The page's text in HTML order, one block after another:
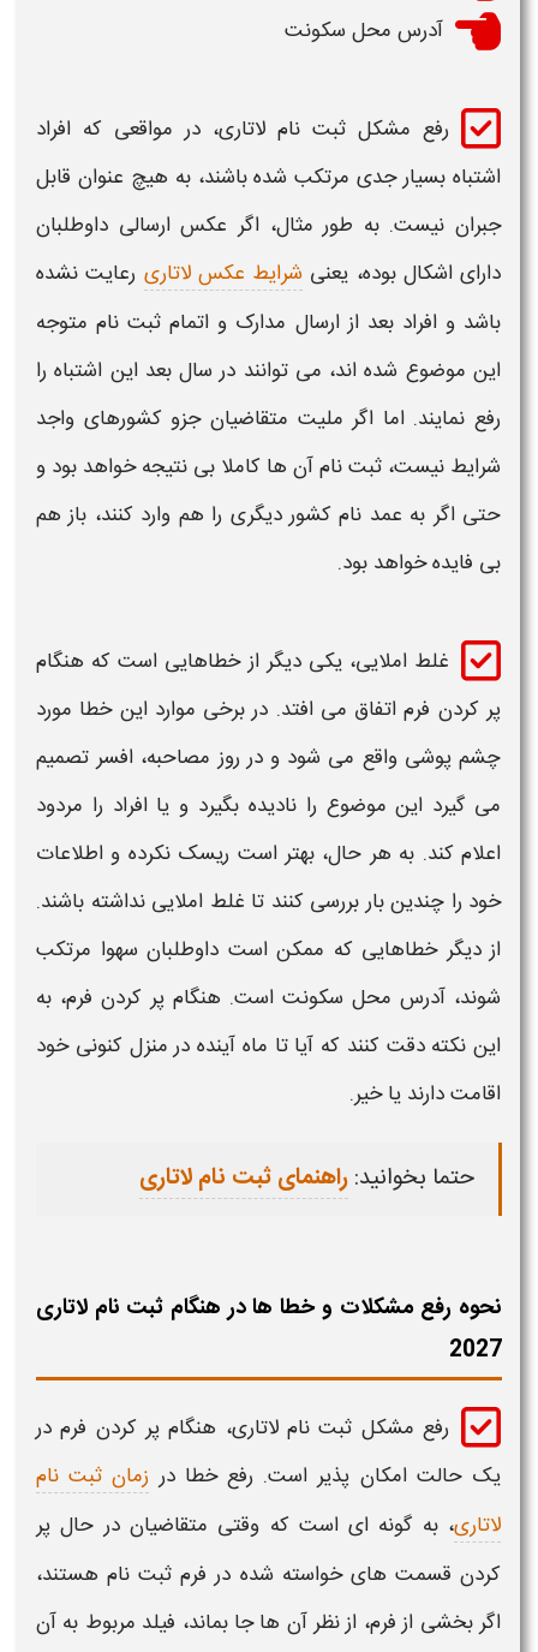
آدرس محل سکونت
رفع مشکل ثبت نام لاتاری، در مواقعی که افراد
اشتباه بسیار جدی مرتکب شده باشند، به هیچ عنوان قابل
جبران نیست. به طور مثال، اگر عکس ارسالی داوطلبان
دارای اشکال بوده، یعنی شرایط عکس لاتاری رعایت نشده
باشد و افراد بعد از ارسال مدارک و اتمام ثبت ناممتوجه
این موضوع شده اند، می توانند در سال بعد این اشتباه را
رفع نمایند. اما اگر ملیت متقاضیان جزو کشورهای واجد
شرایط نیست، ثبت نامآن ها کاملا بی نتیجه خواهد بود و
حتی اگر به عمد نام کشور دیگری را هم وارد کنند، باز هم
بی فایده خواهد بود.
غلط املایی، یکی دیگر از خطاهایی است که هنگام
پر کردن فرم اتفاق می افتد. در برخی موارد این خطا مورد
چشم پوشی واقع می شود و در روز مصاحبه، افسر تصمیم
می گیرد این موضوع را نادیده بگیرد و یا افراد را مردود
اعلام کند. به هر حال، بهتر است ریسک نکرده و اطلاعات
خود را چندین بار بررسی کنند تا غلط املایی نداشته باشند.
از دیگرخطاهایی که ممکن است داوطلبان سهوا مرتکب
شوند، آدرس محل سکونت است. هنگام پر کردن فرم، به
این نکته دقت کنند که آیا تا ماه آینده در منزل کنونی خود
اقامت دارند یا خیر.
حتما بخوانید:راهنمای ثبت نام لاتاری
نحوه رفع مشکلات و خطا ها در هنگام ثبت نام لاتاری
2027
رفع مشکل ثبت نام لاتاری، هنگام پر کردن فرم در
یک حالت امکان پذیر است. رفع خطا در زمان ثبت نام
لاتاری، به گونه ای است که وقتی متقاضیان در حال پر
کردن قسمت های خواسته شده در فرم ثبت نامهستند،
اگر بخشی از فرم، از نظر آن ها جا بماند، فیلد مربوط به آن